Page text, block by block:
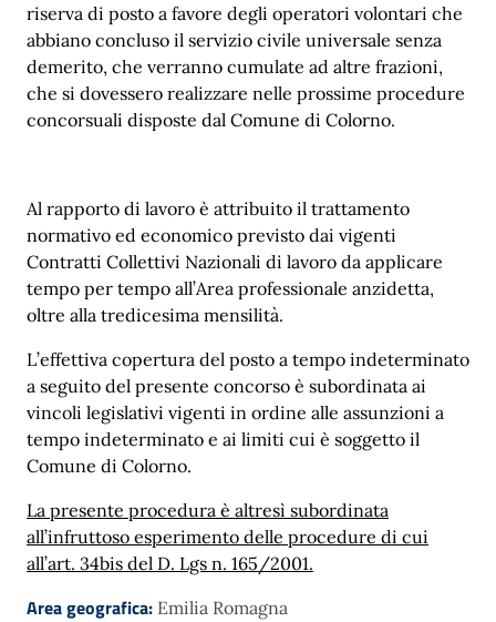
riserva di posto a favore degli operatori volontari che
abbiano concluso il servizio civile universale senza
demerito, che verranno cumulate ad altre frazioni,
che si dovessero realizzare nelle prossime procedure
concorsuali disposte dal Comune di Colorno.
Al rapporto di lavoro è attribuito il trattamento
normativo ed economico previsto dai vigenti
Contratti Collettivi Nazionali di lavoro da applicare
tempo per tempo all’Area professionale anzidetta,
oltre alla tredicesima mensilità.
L’effettiva copertura del posto a tempo indeterminato
a seguito del presente concorso è subordinata ai
vincoli legislativi vigenti in ordine alle assunzioni a
tempo indeterminato e ai limiti cui è soggetto il
Comune di Colorno.
La presente procedura è altresì subordinata
all’infruttoso esperimento delle procedure di cui
all’art. 34bis del D. Lgs n. 165/2001.
Area geografica: Emilia Romagna